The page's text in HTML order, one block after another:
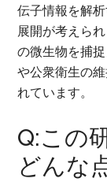
伝子情報を解
展開が考えら
の微生物を捕
や公衆衛生の
れています。
Q:この
どんな